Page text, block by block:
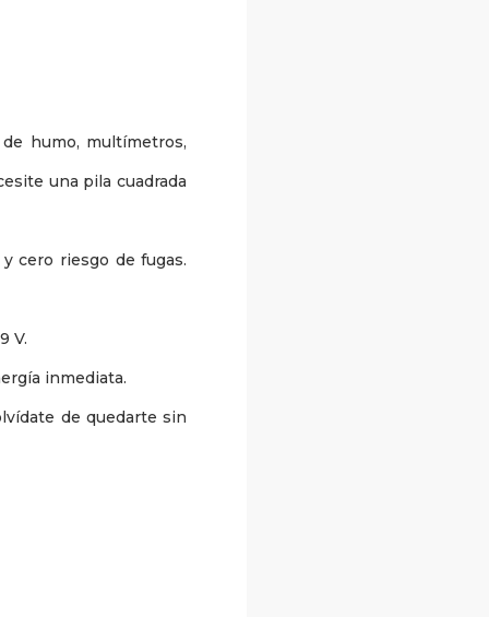
humo, multímetros,
una pila cuadrada
cero riesgo de fugas.
V.
inmediata.
de quedarte sin